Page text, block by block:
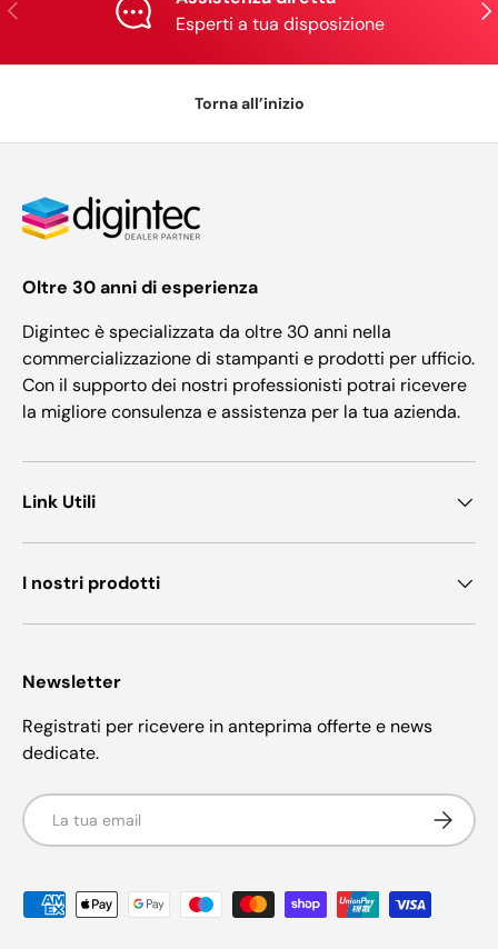
Indietro
Esperti a tua disposizione
Torna all’inizio
Oltre 30 anni di esperienza
Digintec è specializzata da oltre 30 anni nella
commercializzazione di stampanti e prodotti per ufficio.
Con il supporto dei nostri professionisti potrai ricevere
la migliore consulenza e assistenza per la tua azienda.
Link Utili
I nostri prodotti
Newsletter
Registrati per ricevere in anteprima offerte e news
dedicate.
Email Iscriviti
Metodi di pagamento accettati